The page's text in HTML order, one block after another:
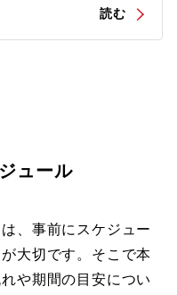
ュール
、事前にスケジュー
大切です。そこで本
や期間の目安につい